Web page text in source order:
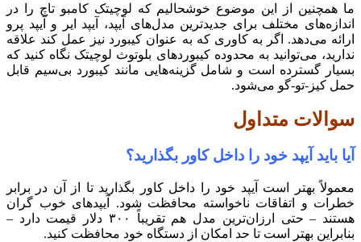
ما همچنین از این موضوع خوشحالیم که لوچیتک کامبو تاچ را در
اندازه‌های مختلف برای جدیدترین مدل‌های آیپد، آیپد ایر و آیپد پرو
ارائه می‌دهد. اگر به کاوری که به عنوان کیبورد نیز عمل کند علاقه
ندارید، می‌توانید به محدوده کیبوردهای بلوتوث لوچیتک نگاه کنید که
بسیار گسترده است و شامل گزینه‌هایی مانند کیبورد بی‌سیم قابل
حمل کیز-تو-گو می‌شود.
سوالات متداول
آیا باید آیپد خود را داخل کاور بگذارید؟
معمولاً بهتر است آیپد خود را داخل کاور بگذارید تا از آن در برابر
خطرات و اتفاقات ناخواسته محافظت شود. آیپدهای خوب گران
هستند – حتی ارزان‌ترین مدل هم تقریباً ۳۰۰ دلار قیمت دارد –
بنابراین بهتر است تا حد امکان از دستگاه خود محافظت کنید.